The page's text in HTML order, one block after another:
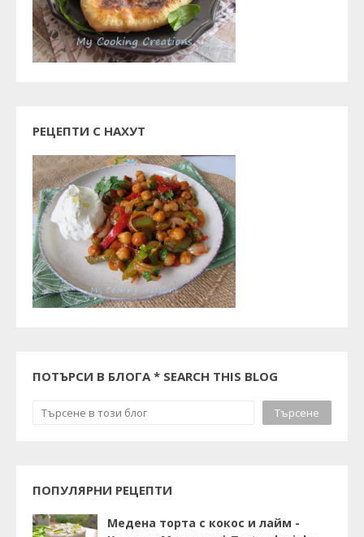
РЕЦЕПТИ С НАХУТ
ПОТЪРСИ В БЛОГА * SEARCH THIS BLOG
ПОПУЛЯРНИ РЕЦЕПТИ
Медена торта с кокос и лайм -